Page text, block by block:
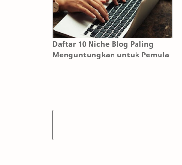
Daftar 10 Niche Blog Paling
Menguntungkan untuk Pemula